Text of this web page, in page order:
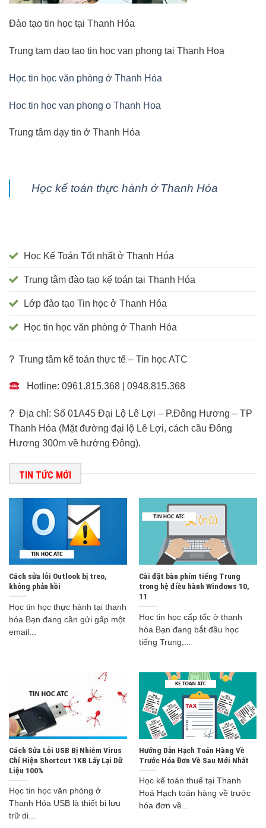
Đào tạo tin học tại Thanh Hóa
Trung tam dao tao tin hoc van phong tai Thanh Hoa
Học tin học văn phòng ở Thanh Hóa
Hoc tin hoc van phong o Thanh Hoa
Trung tâm dạy tin ở Thanh Hóa
Học kế toán thực hành ở Thanh Hóa
Học Kế Toán Tốt nhất ở Thanh Hóa
Trung tâm đào tạo kế toán tại Thanh Hóa
Lớp đào tạo Tin học ở Thanh Hóa
Học tin học văn phòng ở Thanh Hóa
? Trung tâm kế toán thực tế – Tin học ATC
Hotline: 0961.815.368 | 0948.815.368
? Địa chỉ: Số 01A45 Đại Lộ Lê Lợi – P.Đông Hương – TP
Thanh Hóa (Mặt đường đại lộ Lê Lợi, cách cầu Đông
Hương 300m về hướng Đông).
TIN TỨC MỚI
Cách sửa lỗi Outlook bị treo,
không phản hồi
Học tin học thực hành tại thanh
hóa Bạn đang cần gửi gấp một
email...
Cài đặt bàn phím tiếng Trung
trong hệ điều hành Windows 10,
11
Học tin học cấp tốc ở thanh
hóa Bạn đang bắt đầu học
tiếng Trung,...
Cách Sửa Lỗi USB Bị Nhiễm Virus
Chỉ Hiện Shortcut 1KB Lấy Lại Dữ
Liệu 100%
Học tin học văn phòng ở
Thanh Hóa USB là thiết bị lưu
trữ di...
Hướng Dẫn Hạch Toán Hàng Về
Trước Hóa Đơn Về Sau Mới Nhất
Học kế toán thuế tại Thanh
Hoá Hạch toán hàng về trước
hóa đơn về...